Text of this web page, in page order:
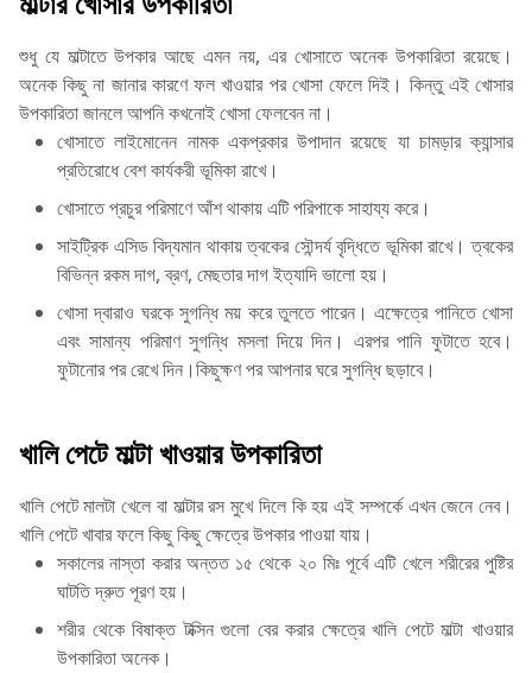
শুধু যে মাল্টাতে উপকার আছে এমন নয়, এর খোসাতে অনেক উপকারিতা রয়েছে।
অনেক কিছু না জানার কারণে ফল খাওয়ার পর খোসা ফেলে দিই। কিন্তু এই খোসার
উপকারিতা জানলে আপনি কখনোই খোসা ফেলবেন না।
খোসাতে লাইমোনেন নামক একপ্রকার উপাদান রয়েছে যা চামড়ার ক্যান্সার
প্রতিরোধে বেশ কার্যকরী ভূমিকা রাখে।
খোসাতে প্রচুর পরিমাণে আঁশ থাকায় এটি পরিপাকে সাহায্য করে।
সাইট্রিক এসিড বিদ্যমান থাকায় ত্বকের সৌন্দর্য বৃদ্ধিতে ভূমিকা রাখে। ত্বকের
বিভিন্ন রকম দাগ, ব্রণ, মেছতার দাগ ইত্যাদি ভালো হয়।
খোসা দ্বারাও ঘরকে সুগন্ধি ময় করে তুলতে পারেন। এক্ষেত্রে পানিতে খোসা
এবং সামান্য পরিমাণ সুগন্ধি মসলা দিয়ে দিন। এরপর পানি ফুটাতে হবে।
ফুটানোর পর রেখে দিন।কিছুক্ষণ পর আপনার ঘরে সুগন্ধি ছড়াবে।
খালি পেটে মাল্টা খাওয়ার উপকারিতা
খালি পেটে মালটা খেলে বা মাল্টার রস মুখে দিলে কি হয় এই সম্পর্কে এখন জেনে নেব।
খালি পেটে খাবার ফলে কিছু কিছু ক্ষেত্রে উপকার পাওয়া যায়।
সকালের নাস্তা করার অন্তত ১৫ থেকে ২০ মিঃ পূর্বে এটি খেলে শরীরের পুষ্টির
ঘাটতি দ্রুত পূরণ হয়।
শরীর থেকে বিষাক্ত টক্সিন গুলো বের করার ক্ষেত্রে খালি পেটে মাল্টা খাওয়ার
উপকারিতা অনেক।